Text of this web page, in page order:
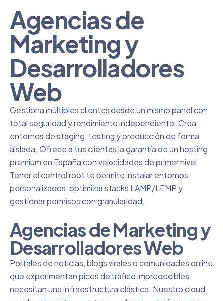
Agencias de
Marketing y
Desarrolladores
Web
Gestiona múltiples clientes desde un mismo panel con
total seguridad y rendimiento independiente. Crea
entornos de staging, testing y producción de forma
aislada. Ofrece a tus clientes la garantía de un hosting
premium en España con velocidades de primer nivel.
Tener el control root te permite instalar entornos
personalizados, optimizar stacks LAMP/LEMP y
gestionar permisos con granularidad.
Agencias de Marketing y
Desarrolladores Web
Portales de noticias, blogs virales o comunidades online
que experimentan picos de tráfico impredecibles
necesitan una infraestructura elástica. Nuestro cloud